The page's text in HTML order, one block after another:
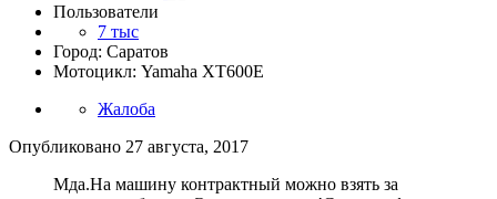
Пользователи
7 тыс
Город: Саратов
Мотоцикл: Yamaha XT600E
Жалоба
Опубликовано 27 августа, 2017
Мда.На машину контрактный можно взять за